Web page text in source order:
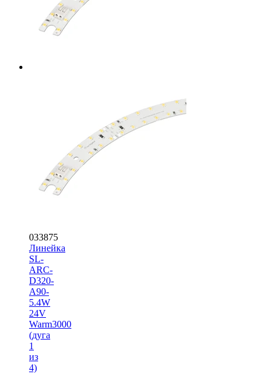
033875
Линейка
SL-
ARC-
D320-
A90-
5.4W
24V
Warm3000
(дуга
1
из
4)